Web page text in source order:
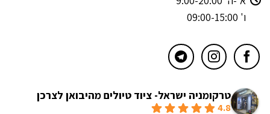
ו' 09:00-15:00
טרקומניה ישראל- ציוד טיולים מהיבואן לצרכן
4.8